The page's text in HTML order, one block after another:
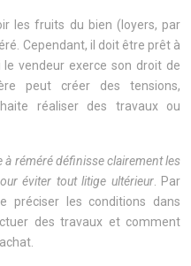
les fruits du bien (loyers, par
Cependant, il doit être prêt à
vendeur exerce son droit de
peut créer des tensions,
réaliser des travaux ou
à réméré définisse clairement les
éviter tout litige ultérieur. Par
préciser les conditions dans
des travaux et comment